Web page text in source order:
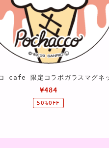
¥484
50%OFF